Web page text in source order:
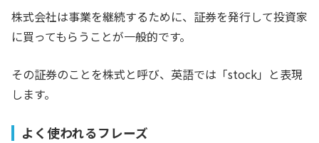
株式会社は事業を継続するために、証券を発行して投資家
に買ってもらうことが一般的です。
その証券のことを株式と呼び、英語では「stock」と表現
します。
よく使われるフレーズ